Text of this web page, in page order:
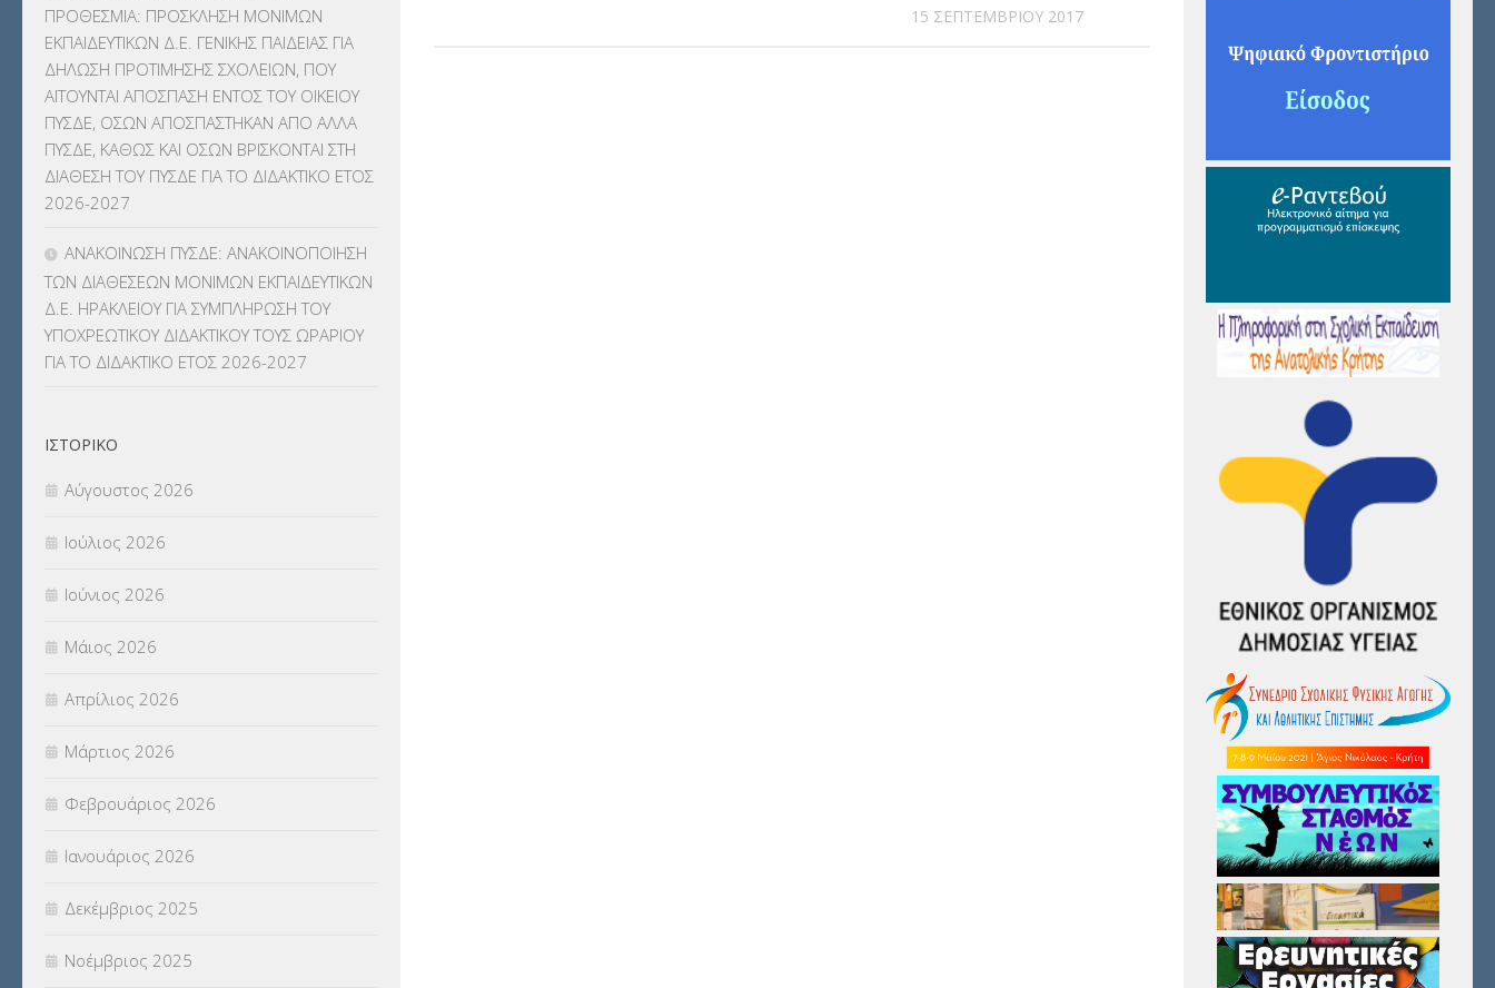
15 ΣΕΠΤΕΜΒΡΊΟΥ 2017
ΛΟΙΠΑ(309)
ΜΑΘΗΤΕΙΑ(275)
ΜΕΤΑΘΕΣΕΙΣ-ΤΟΠΟΘΕΤΗΣΕΙΣ
ΒΕΛΤΙΩΣΕΙΣ(319)
ΜΕΤΑΤΑΞΕΙΣ
ΜΕΤΑΦΟΡΑ ΜΑΘΗΤΩΝ(3)
ΝΟΜΟΘΕΣΙΑ(66)
ΟΙΚΟΝΟΜΙΚΑ ΘΕΜΑΤΑ(73)
(18)
ΣΥΝΤΑΞΕΙΣ(12)
ΣΧΟΛΙΚΟΙ ΣΥΜΒΟΥΛΟΙ
ΥΠΕΡΑΡΙΘΜΟΙ(1)
ΥΠΟΤΡΟΦΙΕΣ(28)
ΠΡΟΘΕΣΜΙΑ: ΠΡΟΣΚΛΗΣΗ ΜΟΝΙΜΩΝ
ΕΚΠΑΙΔΕΥΤΙΚΩΝ Δ.Ε. ΓΕΝΙΚΗΣ ΠΑΙΔΕΙΑΣ ΓΙΑ
ΔΗΛΩΣΗ ΠΡΟΤΙΜΗΣΗΣ ΣΧΟΛΕΙΩΝ, ΠΟΥ
ΑΙΤΟΥΝΤΑΙ ΑΠΟΣΠΑΣΗ ΕΝΤΟΣ ΤΟΥ ΟΙΚΕΙΟΥ
ΠΥΣΔΕ, ΟΣΩΝ ΑΠΟΣΠΑΣΤΗΚΑΝ ΑΠΟ ΑΛΛΑ
ΠΥΣΔΕ, ΚΑΘΩΣ ΚΑΙ ΟΣΩΝ ΒΡΙΣΚΟΝΤΑΙ ΣΤΗ
ΔΙΑΘΕΣΗ ΤΟΥ ΠΥΣΔΕ ΓΙΑ ΤΟ ΔΙΔΑΚΤΙΚΟ ΕΤΟΣ
2026-2027
ΑΝΑΚΟΙΝΩΣΗ ΠΥΣΔΕ: ΑΝΑΚΟΙΝΟΠΟΙΗΣΗ
ΤΩΝ ΔΙΑΘΕΣΕΩΝ ΜΟΝΙΜΩΝ ΕΚΠΑΙΔΕΥΤΙΚΩΝ
Δ.Ε. ΗΡΑΚΛΕΙΟΥ ΓΙΑ ΣΥΜΠΛΗΡΩΣΗ ΤΟΥ
ΥΠΟΧΡΕΩΤΙΚΟΥ ΔΙΔΑΚΤΙΚΟΥ ΤΟΥΣ ΩΡΑΡΙΟΥ
ΓΙΑ ΤΟ ΔΙΔΑΚΤΙΚΟ ΕΤΟΣ 2026-2027
ΙΣΤΟΡΙΚΌ
Αύγουστος 2026
Ιούλιος 2026
Ιούνιος 2026
Μάιος 2026
Απρίλιος 2026
Μάρτιος 2026
Φεβρουάριος 2026
Ιανουάριος 2026
Δεκέμβριος 2025
Νοέμβριος 2025